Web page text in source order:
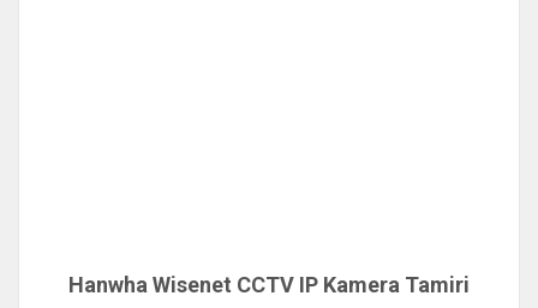
Hanwha Wisenet CCTV IP Kamera Tamiri